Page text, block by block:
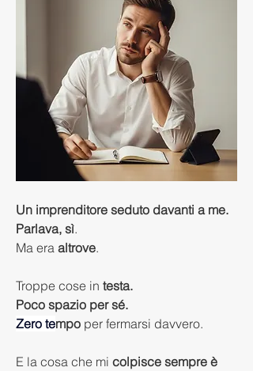
Un imprenditore seduto davanti a me.
Parlava, sì.
Ma era altrove.
Troppe cose in testa.
Poco spazio per sé.
Zero tempo per fermarsi davvero.
E la cosa che mi colpisce sempre è